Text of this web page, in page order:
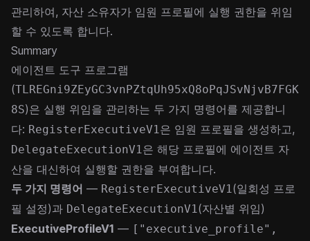
관리하여, 자산 소유자가 임원 프로필에 실행 권한을 위임
할 수 있도록 합니다.
Summary
에이전트 도구 프로그램
(TLREGni9ZEyGC3vnPZtqUh95xQ8oPqJSvNjvB7FGK
8S)은 실행 위임을 관리하는 두 가지 명령어를 제공합니
다: RegisterExecutiveV1은 임원 프로필을 생성하고,
DelegateExecutionV1은 해당 프로필에 에이전트 자
산을 대신하여 실행할 권한을 부여합니다.
두 가지 명령어 — RegisterExecutiveV1(일회성 프로
필 설정)과 DelegateExecutionV1(자산별 위임)
ExecutiveProfileV1 — ["executive_profile",